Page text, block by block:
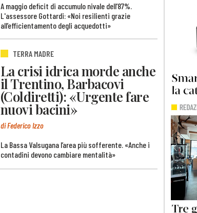
A maggio deficit di accumulo nivale dell’87%.
L'assessore Gottardi: «Noi resilienti grazie
all’efficientamento degli acquedotti»
TERRA MADRE
La crisi idrica morde anche
il Trentino, Barbacovi
(Coldiretti): «Urgente fare
nuovi bacini»
di Federico Izzo
La Bassa Valsugana l’area più sofferente. «Anche i
contadini devono cambiare mentalità»